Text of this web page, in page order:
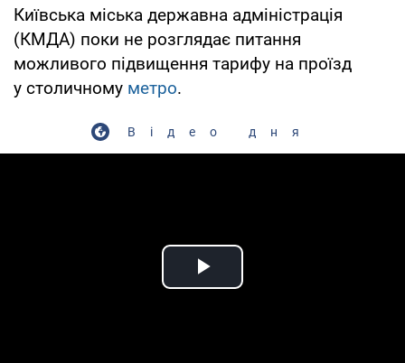
Київська міська державна адміністрація
(КМДА) поки не розглядає питання
можливого підвищення тарифу на проїзд
у столичному метро.
Відео дня
Play Video